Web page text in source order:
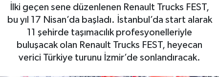
İlki geçen sene düzenlenen Renault Trucks FEST,
bu yıl 17 Nisan’da başladı. İstanbul’da start alarak
11 şehirde taşımacılık profesyonelleriyle
buluşacak olan Renault Trucks FEST, heyecan
verici Türkiye turunu İzmir’de sonlandıracak.
Otovitrin
Asayiş
Haber Arşivi